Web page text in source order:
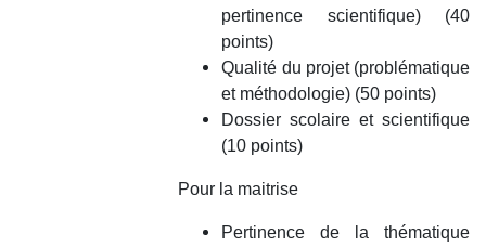
pertinence scientifique) (40
points)
Qualité du projet (problématique
et méthodologie) (50 points)
Dossier scolaire et scientifique
(10 points)
Pour la maitrise
Pertinence de la thématique